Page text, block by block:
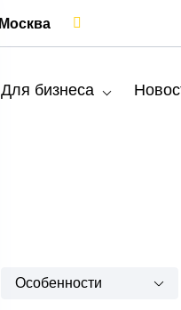
Москва
Для бизнеса
Особенности